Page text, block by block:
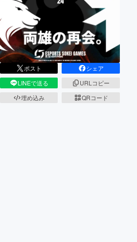
テクノロジー・ガジェット
映像・映画
ビジネス・起業
まちづくり・地域活性化
ポスト
シェア
LINEで送る
URLコピー
埋め込み
QRコード